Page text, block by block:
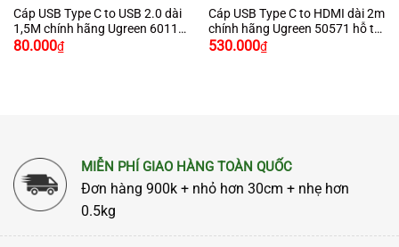
Cáp USB Type C to USB 2.0 dài
1,5M chính hãng Ugreen 60117
màu đen cao cấp
80.000₫
Cáp USB Type C to HDMI dài 2m
chính hãng Ugreen 50571 hỗ trợ
4K2K cao cấp
530.000₫
MIỄN PHÍ GIAO HÀNG TOÀN QUỐC
Đơn hàng 900k + nhỏ hơn 30cm + nhẹ hơn
0.5kg